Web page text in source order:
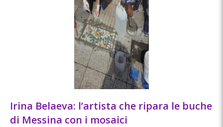
Irina Belaeva: l’artista che ripara le buche
di Messina con i mosaici